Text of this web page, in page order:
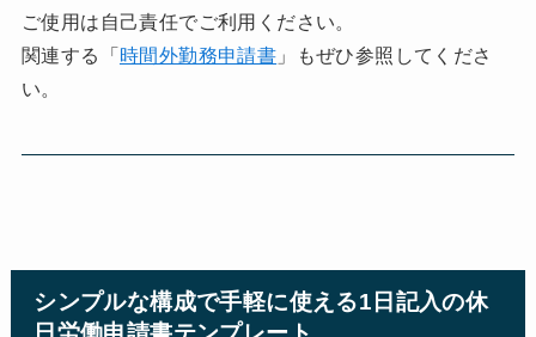
ご使用は自己責任でご利用ください。
関連する「 時間外勤務申請書 」もぜひ参照してくださ
い。
シンプルな構成で手軽に使える1日記入の休